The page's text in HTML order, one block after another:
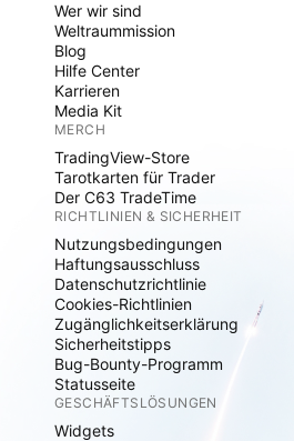
Wer wir sind
Weltraummission
Blog
Hilfe Center
Karrieren
Media Kit
MERCH
TradingView-Store
Tarotkarten für Trader
Der C63 TradeTime
RICHTLINIEN & SICHERHEIT
Nutzungsbedingungen
Haftungsausschluss
Datenschutzrichtlinie
Cookies-Richtlinien
Zugänglichkeitserklärung
Sicherheitstipps
Bug-Bounty-Programm
Statusseite
GESCHÄFTSLÖSUNGEN
Widgets